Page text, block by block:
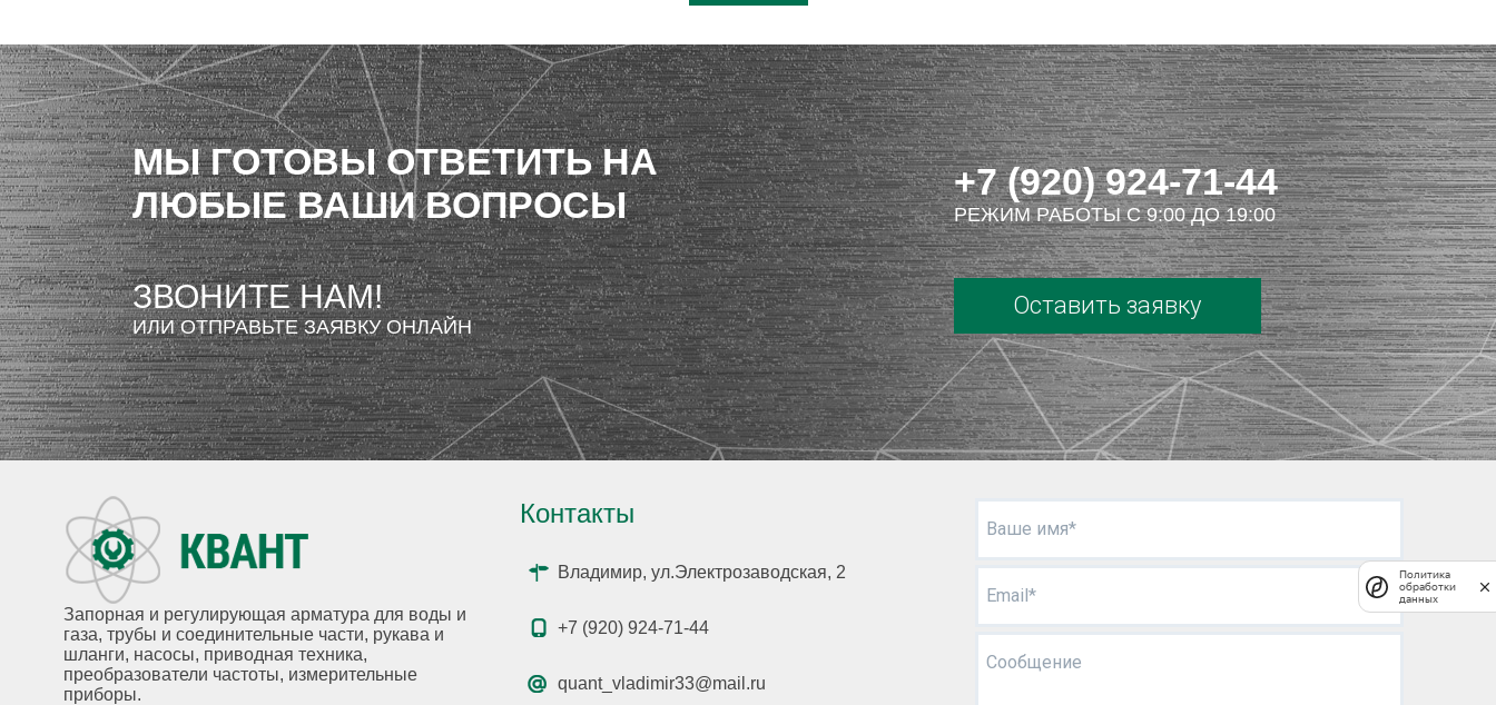
МЫ ГОТОВЫ ОТВЕТИТЬ НА
ЛЮБЫЕ ВАШИ ВОПРОСЫ
ЗВОНИТЕ НАМ!
ИЛИ ОТПРАВЬТЕ ЗАЯВКУ ОНЛАЙН
+7 (920) 924-71-44
РЕЖИМ РАБОТЫ С 9:00 ДО 19:00
Оставить заявку
Запорная и регулирующая арматура для воды и
газа, трубы и соединительные части, рукава и
шланги, насосы, приводная техника,
преобразователи частоты, измерительные
приборы.
Контакты
Владимир, ул.Электрозаводская, 2
+7 (920) 924-71-44
quant_vladimir33@mail.ru
Ваше имя*
Email*
Сообщение
Политика
обработки
данных